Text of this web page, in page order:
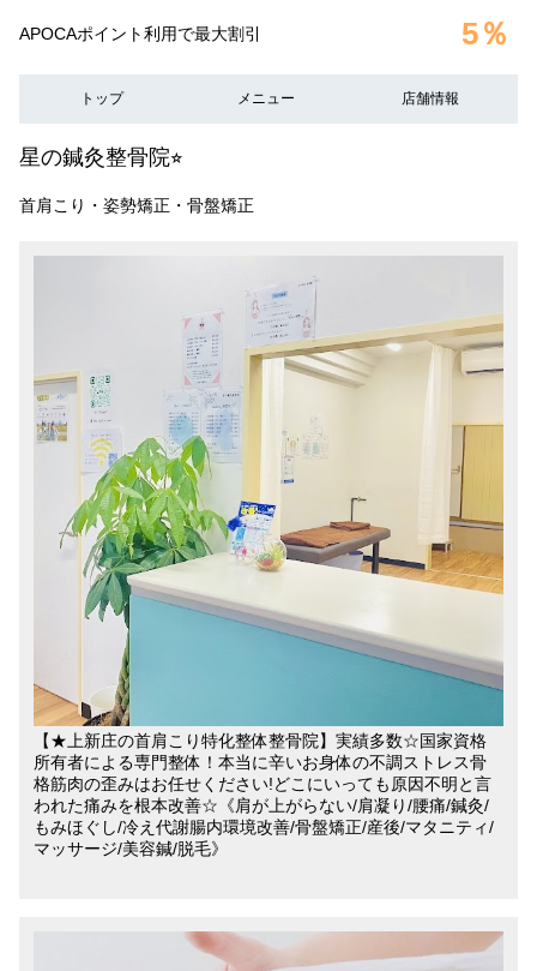
APOCAポイント利用で最大割引 5％
トップ メニュー 店舗情報
星の鍼灸整骨院⭐︎
首肩こり・姿勢矯正・骨盤矯正
【★上新庄の首肩こり特化整体整骨院】実績多数☆国家資格
所有者による専門整体！本当に辛いお身体の不調ストレス骨
格筋肉の歪みはお任せください!どこにいっても原因不明と言
われた痛みを根本改善☆《肩が上がらない/肩凝り/腰痛/鍼灸/
もみほぐし/冷え代謝腸内環境改善/骨盤矯正/産後/マタニティ/
マッサージ/美容鍼/脱毛》